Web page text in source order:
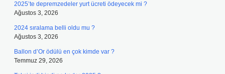
2025’te depremzedeler yurt ücreti ödeyecek mi ?
Ağustos 3, 2026
2024 sıralama belli oldu mu ?
Ağustos 3, 2026
Ballon d’Or ödülü en çok kimde var ?
Temmuz 29, 2026